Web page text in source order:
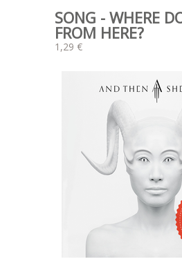
SONG - WHERE
FROM HERE?
1,29 €